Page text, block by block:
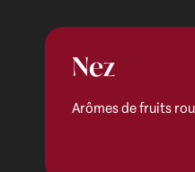
Nez
Arômes de fruits